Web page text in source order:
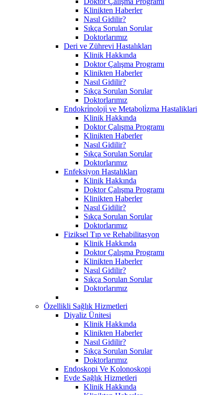
Klinikten Haberler
Nasıl Gidilir?
Sıkça Sorulan Sorular
Doktorlarımız
Deri ve Zührevi Hastalıkları
Klinik Hakkında
Doktor Çalışma Programı
Klinikten Haberler
Nasıl Gidilir?
Sıkça Sorulan Sorular
Doktorlarımız
Endokri̇noloji̇ ve Metaboli̇zma Hastaliklari
Klinik Hakkında
Doktor Çalışma Programı
Klinikten Haberler
Nasıl Gidilir?
Sıkça Sorulan Sorular
Doktorlarımız
Enfeksiyon Hastalıkları
Klinik Hakkında
Doktor Çalışma Programı
Klinikten Haberler
Nasıl Gidilir?
Sıkça Sorulan Sorular
Doktorlarımız
Fiziksel Tıp ve Rehabilitasyon
Klinik Hakkında
Doktor Çalışma Programı
Klinikten Haberler
Nasıl Gidilir?
Sıkça Sorulan Sorular
Doktorlarımız
Özellikli Sağlık Hizmetleri
Diyaliz Ünitesi
Klinik Hakkında
Klinikten Haberler
Nasıl Gidilir?
Sıkça Sorulan Sorular
Doktorlarımız
Endoskopi Ve Kolonoskopi
Evde Sağlık Hizmetleri
Klinik Hakkında